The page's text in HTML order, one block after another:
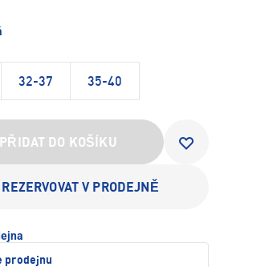
32-37 35-40
PŘIDAT DO KOŠÍKU
REZERVOVAT V PRODEJNĚ
prodejnu